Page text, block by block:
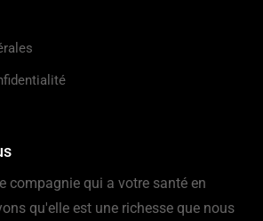
compagnie qui a votre santé en
qu'elle est une richesse que nous